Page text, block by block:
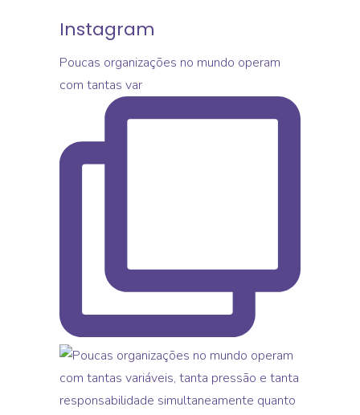
Instagram
Poucas organizações no mundo operam
com tantas var